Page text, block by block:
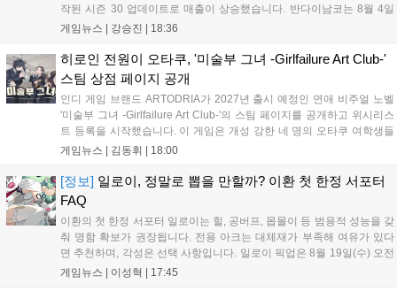
작된 시즌 30 업데이트로 매출이 상승했습니다. 반다이남코는 8월 4일
무료 업데이트를 배포하고 8월 5일 '슈퍼로봇대전 Y'의 35주년 기념 유
규모 업데이트가 겹치며 게임 시장이 활기를 띠고 있습니다....
게임뉴스 | 강승진 18:36
히로인 전원이 오타쿠, '미술부 그녀 -Girlfailure Art Club-'
스팀 상점 페이지 공개
인디 게임 브랜드 ARTODRIA가 2027년 출시 예정인 연애 비주얼 노벨
'미술부 그녀 -Girlfailure Art Club-'의 스팀 페이지를 공개하고 위시리스
트 등록을 시작했습니다. 이 게임은 개성 강한 네 명의 오타쿠 여학생들
과 미술부에서 벌어지는 이야기를 다루며, 6개 이상의 엔딩과 약 8시간
대 오타쿠 문화를 담아 서툰 청춘의 사랑스러움을 조명합니다. 티저 PV
도 공개되었으니 자세한 정보는 스팀에서 확인 가능합니다....
게임뉴스 | 김동휘 18:00
[정보] 일로이, 정말로 뽑을 만할까? 이환 첫 한정 서포터
FAQ
이환의 첫 한정 서포터 일로이는 힐, 공버프, 몹몰이 등 범용적 성능을 갖
춰 명함 확보가 권장됩니다. 전용 아크는 대체재가 부족해 여유가 있다
면 추천하며, 각성은 선택 사항입니다. 일로이 픽업은 8월 19일(수) 오전
6시 59분까지 진행됩니다. 고민 중이라면 8월 8일(토) 예정된 1.3 버전
게임뉴스 | 이성혁 17:45